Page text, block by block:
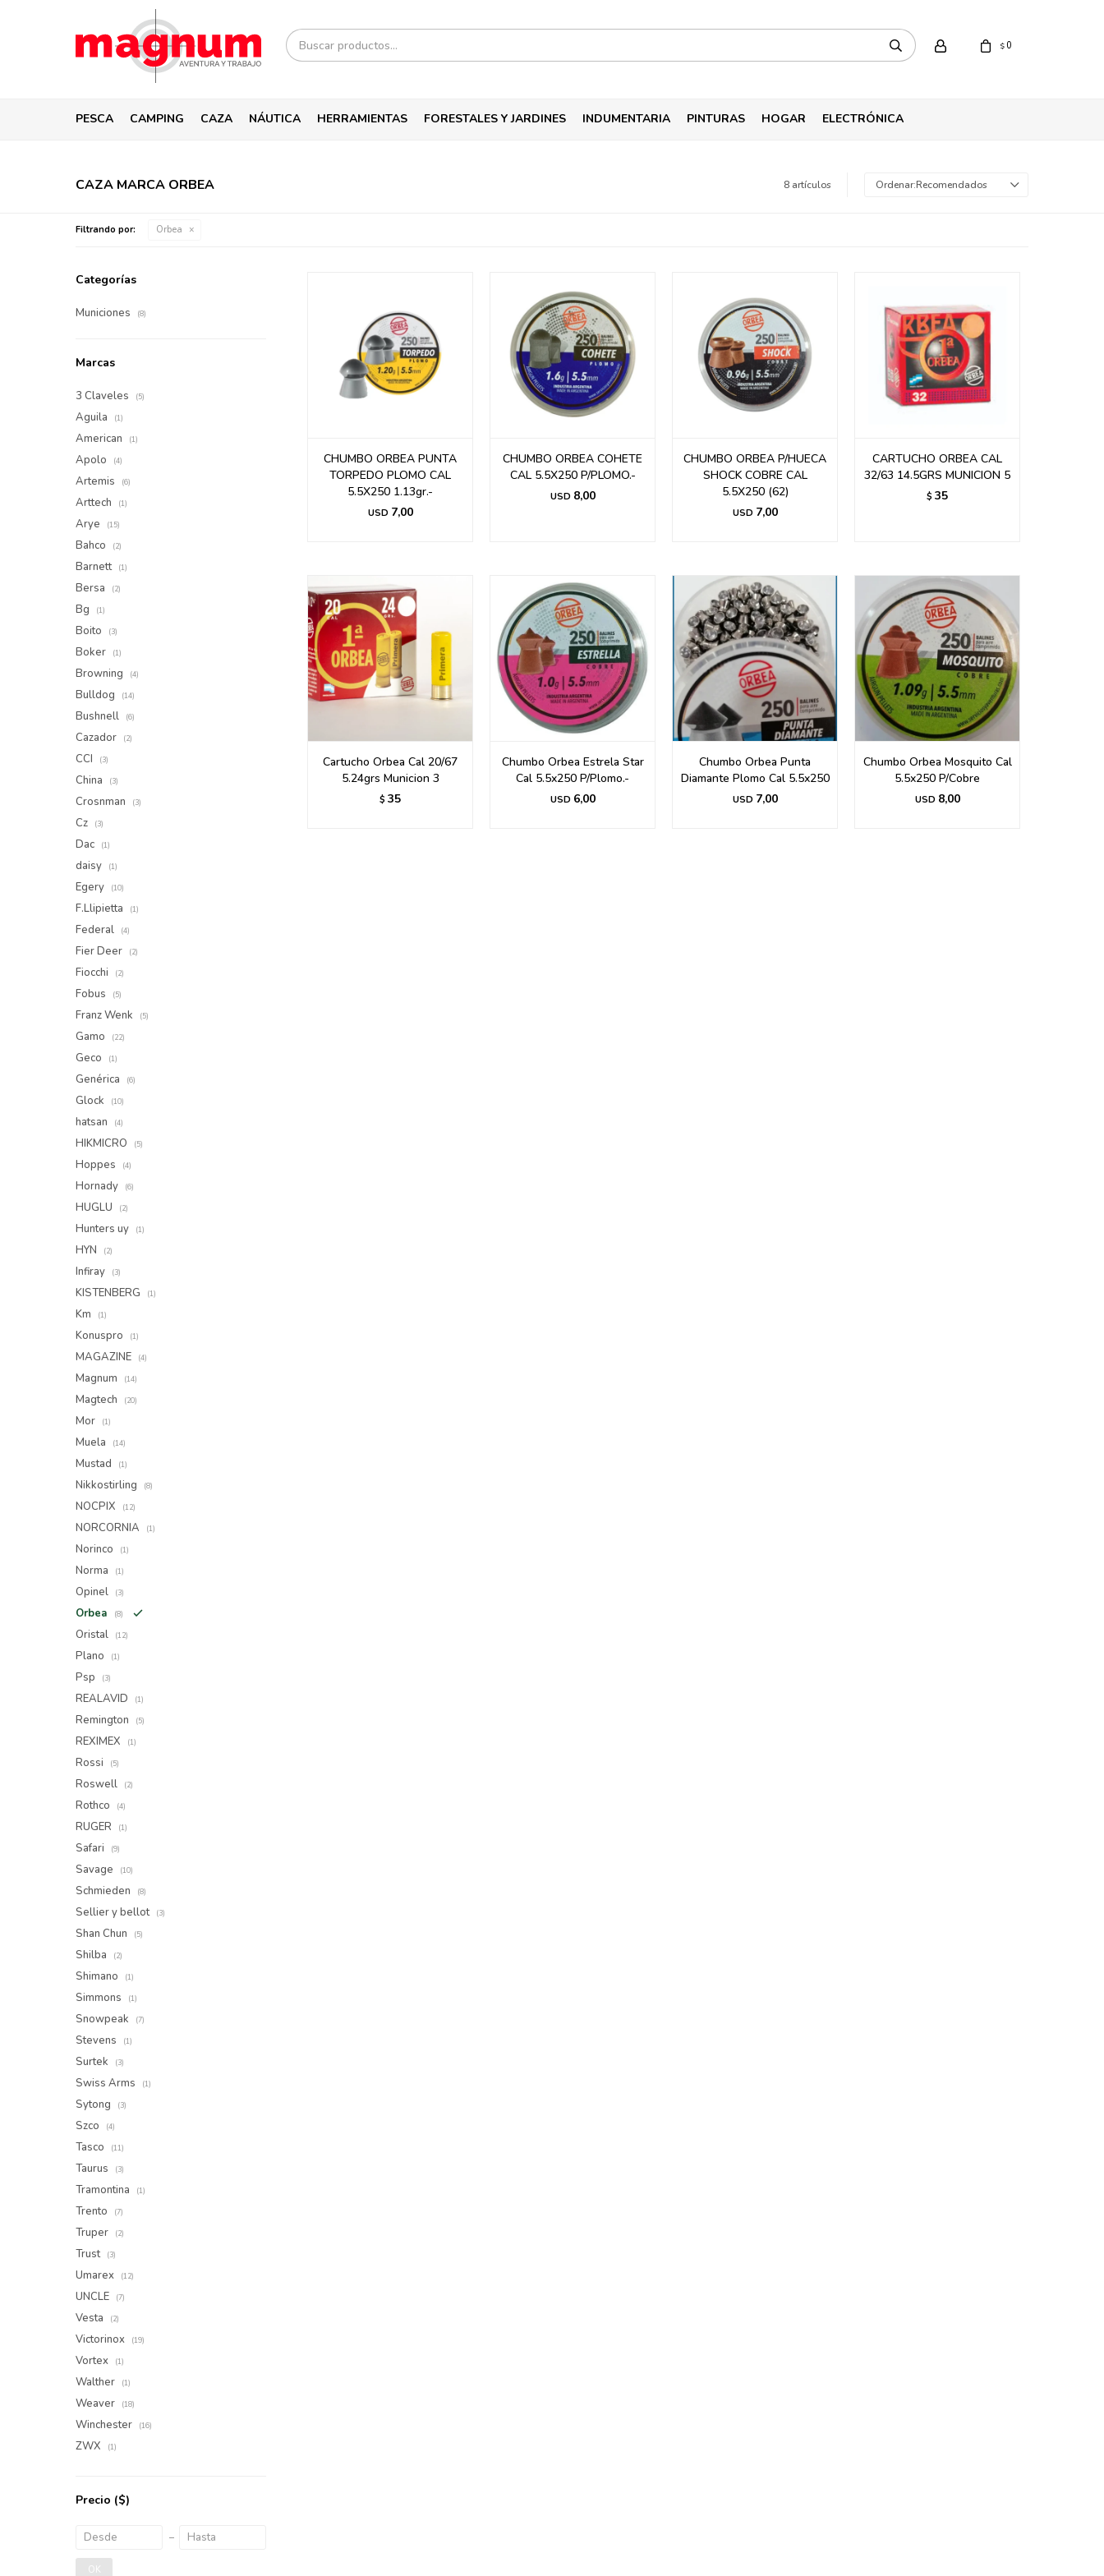
PESCA CAMPING CAZA NÁUTICA HERRAMIENTAS FORESTALES Y JARDINES INDUMENTARIA PINTURAS HOGAR ELECTRÓNICA
$ 0
CAZA MARCA ORBEA 8 artículos Recomendados
Filtrando por: Orbea
CHUMBO ORBEA PUNTA
TORPEDO PLOMO CAL
5.5X250 1.13gr.-
USD 7,00
CHUMBO ORBEA COHETE
CAL 5.5X250 P/PLOMO.-
USD 8,00
CHUMBO ORBEA P/HUECA
SHOCK COBRE CAL
5.5X250 (62)
USD 7,00
CARTUCHO ORBEA CAL
32/63 14.5GRS MUNICION 5
$ 35
Cartucho Orbea Cal 20/67
5.24grs Municion 3
$ 35
Chumbo Orbea Estrela Star
Cal 5.5x250 P/Plomo.-
USD 6,00
Chumbo Orbea Punta
Diamante Plomo Cal 5.5x250
USD 7,00
Chumbo Orbea Mosquito Cal
5.5x250 P/Cobre
USD 8,00
Categorías
Municiones (8)
Marcas
3 Claveles (5)
Aguila (1)
American (1)
Apolo (4)
Artemis (6)
Arttech (1)
Arye (15)
Bahco (2)
Barnett (1)
Bersa (2)
Bg (1)
Boito (3)
Boker (1)
Browning (4)
Bulldog (14)
Bushnell (6)
Cazador (2)
CCI (3)
China (3)
Crosnman (3)
Cz (3)
Dac (1)
daisy (1)
Egery (10)
F.Llipietta (1)
Federal (4)
Fier Deer (2)
Fiocchi (2)
Fobus (5)
Franz Wenk (5)
Gamo (22)
Geco (1)
Genérica (6)
Glock (10)
hatsan (4)
HIKMICRO (5)
Hoppes (4)
Hornady (6)
HUGLU (2)
Hunters uy (1)
HYN (2)
Infiray (3)
KISTENBERG (1)
Km (1)
Konuspro (1)
MAGAZINE (4)
Magnum (14)
Magtech (20)
Mor (1)
Muela (14)
Mustad (1)
Nikkostirling (8)
NOCPIX (12)
NORCORNIA (1)
Norinco (1)
Norma (1)
Opinel (3)
Orbea (8)
Oristal (12)
Plano (1)
Psp (3)
REALAVID (1)
Remington (5)
REXIMEX (1)
Rossi (5)
Roswell (2)
Rothco (4)
RUGER (1)
Safari (9)
Savage (10)
Schmieden (8)
Sellier y bellot (3)
Shan Chun (5)
Shilba (2)
Shimano (1)
Simmons (1)
Snowpeak (7)
Stevens (1)
Surtek (3)
Swiss Arms (1)
Sytong (3)
Szco (4)
Tasco (11)
Taurus (3)
Tramontina (1)
Trento (7)
Truper (2)
Trust (3)
Umarex (12)
UNCLE (7)
Vesta (2)
Victorinox (19)
Vortex (1)
Walther (1)
Weaver (18)
Winchester (16)
ZWX (1)
Precio ($)
OK